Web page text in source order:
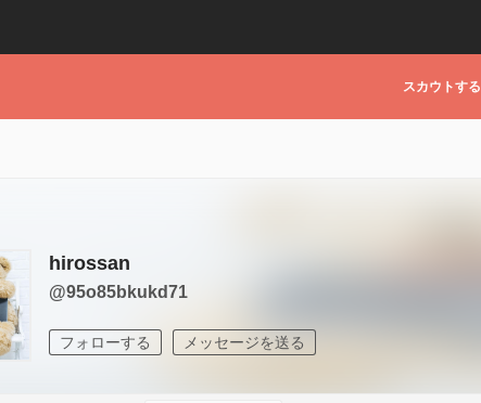
スカウトする
hirossan
@95o85bkukd71
フォローする メッセージを送る